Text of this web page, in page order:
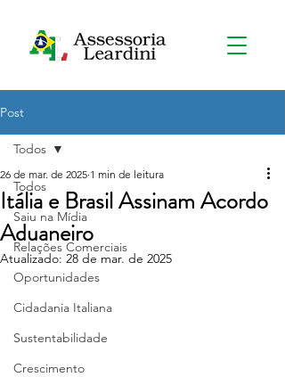
Post
Todos
Saiu na Mídia
Relações Comerciais
Oportunidades
Cidadania Italiana
Sustentabilidade
Crescimento
Todos
Itália e Brasil Assinam Acordo
Aduaneiro
26 de mar. de 2025 1 min de leitura
Atualizado: 28 de mar. de 2025